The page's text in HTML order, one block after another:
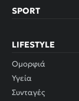
SPORT
LIFESTYLE
Ομορφιά
Υγεία
Συνταγές